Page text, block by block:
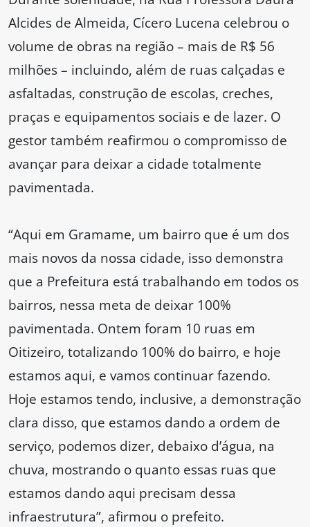
Alcides de Almeida, Cícero Lucena celebrou o
volume de obras na região – mais de R$ 56
milhões – incluindo, além de ruas calçadas e
asfaltadas, construção de escolas, creches,
praças e equipamentos sociais e de lazer. O
gestor também reafirmou o compromisso de
avançar para deixar a cidade totalmente
pavimentada.
“Aqui em Gramame, um bairro que é um dos
mais novos da nossa cidade, isso demonstra
que a Prefeitura está trabalhando em todos os
bairros, nessa meta de deixar 100%
pavimentada. Ontem foram 10 ruas em
Oitizeiro, totalizando 100% do bairro, e hoje
estamos aqui, e vamos continuar fazendo.
Hoje estamos tendo, inclusive, a demonstração
clara disso, que estamos dando a ordem de
serviço, podemos dizer, debaixo d’água, na
chuva, mostrando o quanto essas ruas que
estamos dando aqui precisam dessa
infraestrutura”, afirmou o prefeito.